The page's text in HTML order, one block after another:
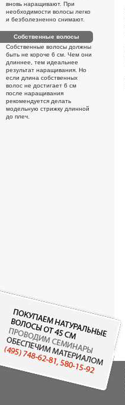
вновь наращивают. При
необходимости волосы легко
и безболезненно снимают.
Собственные волосы
Собственные волосы должны
быть не короче 6 см. Чем они
длиннее, тем идеальнее
результат наращивания. Но
если длина собственных
волос не достигает 6 см
после наращивания
рекомендуется делать
модельную стрижку длинной
до плеч.